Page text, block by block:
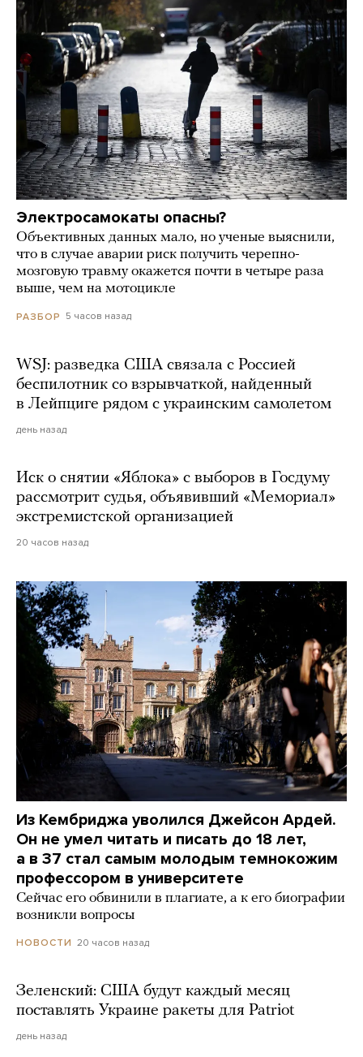
Электросамокаты опасны?
Объективных данных мало, но ученые выяснили,
что в случае аварии риск получить черепно-
мозговую травму окажется почти в четыре раза
выше, чем на мотоцикле
РАЗБОР 5 часов назад
WSJ: разведка США связала с Россией
беспилотник со взрывчаткой, найденный
в Лейпциге рядом с украинским самолетом
день назад
Иск о снятии «Яблока» с выборов в Госдуму
рассмотрит судья, объявивший «Мемориал»
экстремистской организацией
20 часов назад
Из Кембриджа уволился Джейсон Ардей.
Он не умел читать и писать до 18 лет,
а в 37 стал самым молодым темнокожим
профессором в университете
Сейчас его обвинили в плагиате, а к его биографии
возникли вопросы
НОВОСТИ 20 часов назад
Зеленский: США будут каждый месяц
поставлять Украине ракеты для Patriot
день назад